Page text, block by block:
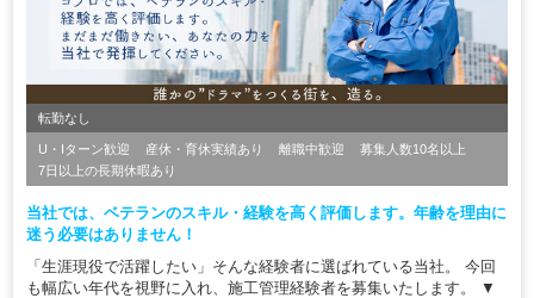
転勤なし
U・Iターン歓迎 産休・育休実績あり 離職中歓迎
募集人数10名以上
7日以上の長期休暇あり
当社では、ベテランのスキル・経験を高く評価します。年齢を理由に
迷う必要はありません！
「生涯現役で活躍したい」そんな経験者に選ばれている当社。 今回
も幅広い年代を視野に入れ、施工管理経験者を募集いたします。 ▼